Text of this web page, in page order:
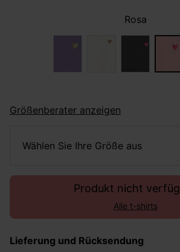
Rosa
Größenberater anzeigen
Wählen Sie Ihre Größe aus
Produkt nicht
Alle t-shirts
Lieferung und Rücksendung